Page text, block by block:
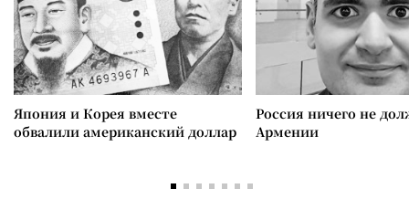
Япония и Корея вместе
обвалили американский доллар
Россия ничего не
Армении